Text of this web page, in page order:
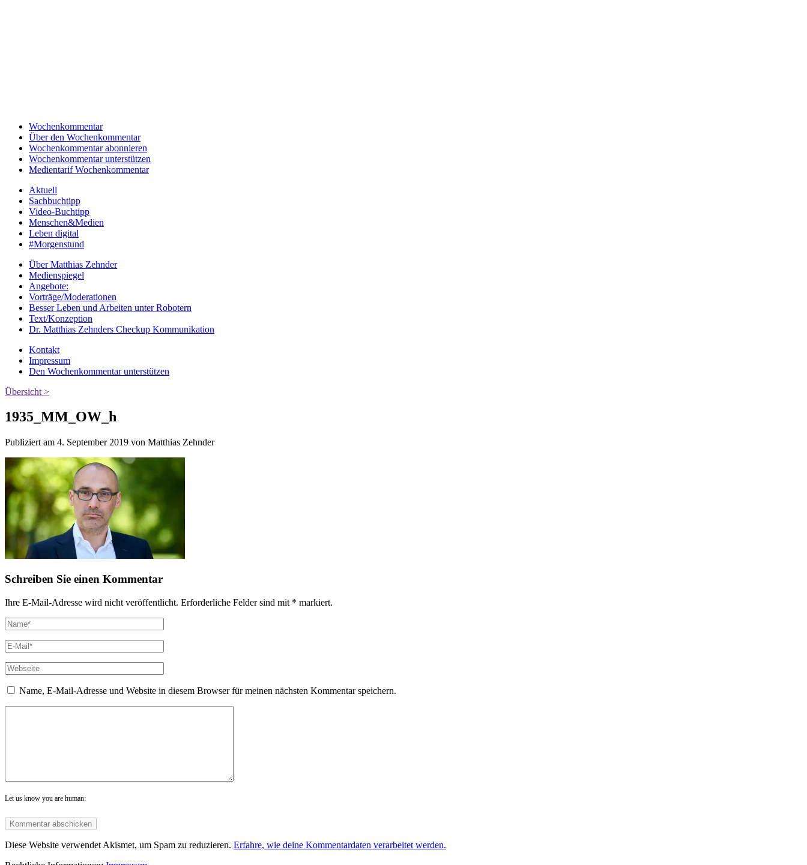
Wochenkommentar
Über den Wochenkommentar
Wochenkommentar abonnieren
Wochenkommentar unterstützen
Medientarif Wochenkommentar
Aktuell
Sachbuchtipp
Video-Buchtipp
Menschen&Medien
Leben digital
#Morgenstund
Über Matthias Zehnder
Medienspiegel
Angebote:
Vorträge/Moderationen
Besser Leben und Arbeiten unter Robotern
Text/Konzeption
Dr. Matthias Zehnders Checkup Kommunikation
Kontakt
Impressum
Den Wochenkommentar unterstützen
Übersicht >
1935_MM_OW_h
Publiziert am 4. September 2019 von Matthias Zehnder
Schreiben Sie einen Kommentar
Ihre E-Mail-Adresse wird nicht veröffentlicht. Erforderliche Felder sind mit * markiert.
Name, E-Mail-Adresse und Website in diesem Browser für meinen nächsten Kommentar speichern.
Let us know you are human:
Diese Website verwendet Akismet, um Spam zu reduzieren. Erfahre, wie deine Kommentardaten verarbeitet werden.